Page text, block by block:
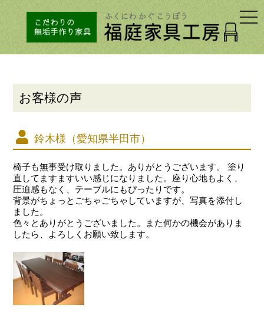
お客様の声
鈴木様（愛知県半田市）
椅子も無事受け取りました。ありがとうございます。 塗り
直してますますいい感じになりました。座り心地もよく、
圧迫感もなく、テーブルにもぴったりです。
背景がちょっとごちゃごちゃしていますが、写真を添付し
ました。
色々とありがとうございました。また何かの機会がありま
したら、よろしくお願い致します。